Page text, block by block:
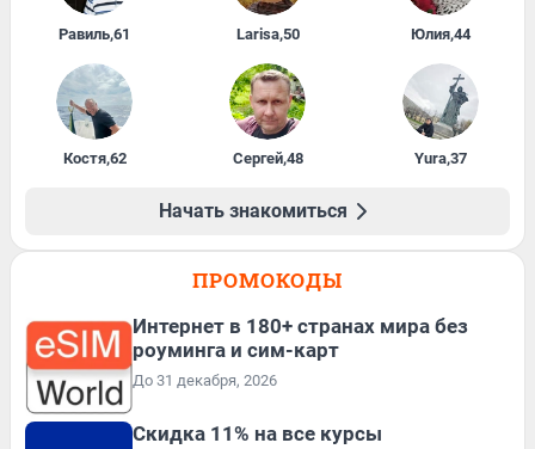
Равиль,61 Larisa,50 Юлия,44
Костя,62 Сергей,48 Yura,37
Начать знакомиться
ПРОМОКОДЫ
Интернет в 180+ странах мира без
роуминга и сим-карт
До 31 декабря, 2026
Скидка 11% на все курсы